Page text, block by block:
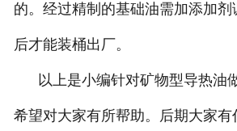
的。经过精制的基础油需加添加
后才能装桶出厂。
以上是小编针对矿物型导热油
希望对大家有所帮助。后期大家有